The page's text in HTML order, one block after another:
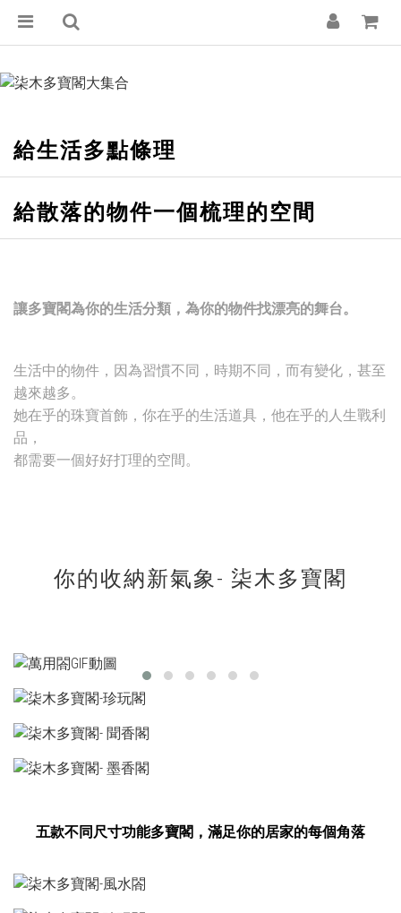
給生活多點條理
給散落的物件一個梳理的空間
讓多寶閣為你的生活分類，為你的物件找漂亮的舞台。
生活中的物件，因為習慣不同，時期不同，而有變化，甚至
越來越多。
她在乎的珠寶首飾，你在乎的生活道具，他在乎的人生戰利
品，
都需要一個好好打理的空間。
你的收納新氣象- 柒木多寶閣
五款不同尺寸功能多寶閣，滿足你的居家的每個角落